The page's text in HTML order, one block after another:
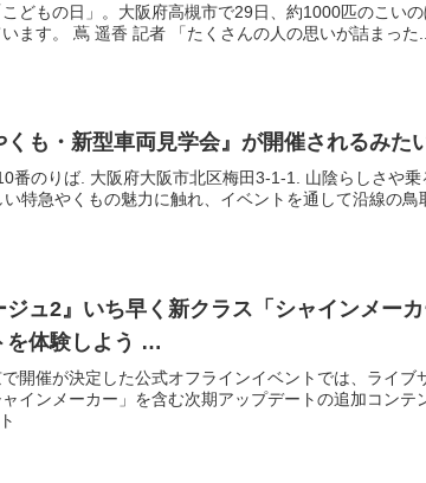
どもの日」。大阪府高槻市で29日、約1000匹のこい
ます。 蔦 遥香 記者 「たくさんの人の思いが詰まっ
くも・新型車両見学会』が開催されるみた
番のりば. 大阪府大阪市北区梅田3-1-1. 山陰らしさや
い特急やくもの魅力に触れ、イベントを通して沿線の鳥
ジュ2』いち早く新クラス「シャインメー
を体験しよう …
開催が決定した公式オフラインイベントでは、ライブ
インメーカー」を含む次期アップデートの追加コンテ